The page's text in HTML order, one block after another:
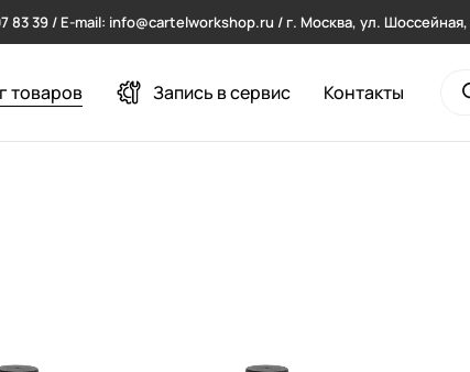
83 39 / E-mail: info@cartelworkshop.ru / г. Москва, ул.
товаров Запись в сервис Контакты